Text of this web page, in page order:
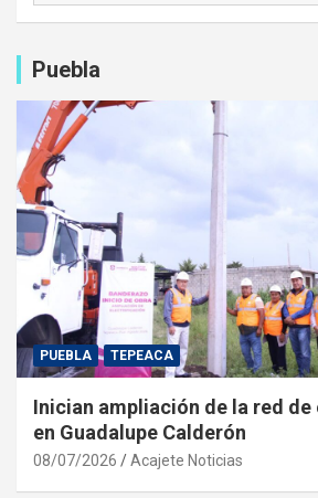
Puebla
PUEBLA TEPEACA
Inician ampliación de la red
en Guadalupe Calderón
08/07/2026 Acajete Noticias